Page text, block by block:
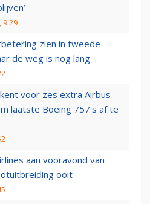
9:29
zien in tweede
de weg is nog lang
voor zes extra Airbus
laatste Boeing 757's af te
aan vooravond van
ooit